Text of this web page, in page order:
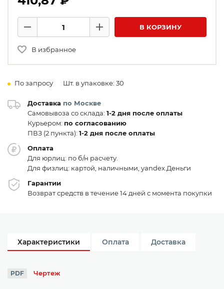
Минус
Плюс В КОРЗИНУ
В избранное
По запросу Шт. в упаковке: 30
Доставка по Москве
Самовывоза со склада: 1-2 дня после оплаты
Курьером: по согласованию
ПВЗ (2 пункта): 1-2 дня после оплаты
Оплата
Для юрлиц: по б/н расчету.
Для физлиц: картой, наличными, yandex.Деньги
Гарантии
Возврат средств в течение 14 дней с момента покупки
Характеристики Оплата Доставка
PDF Чертеж